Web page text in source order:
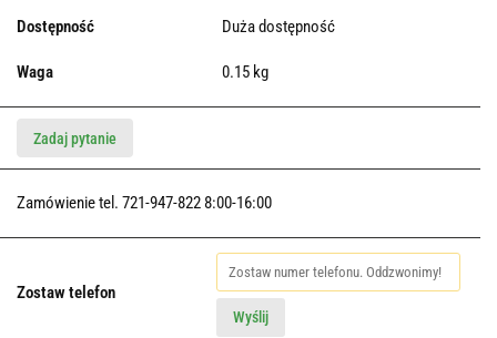
Dostępność Duża dostępność
Waga 0.15 kg
Zadaj pytanie
Zamówienie tel. 721-947-822 8:00-16:00
Zostaw telefon
Wyślij